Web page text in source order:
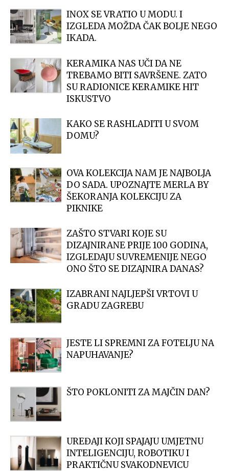
INOX SE VRATIO U MODU. I
IZGLEDA MOŽDA ČAK BOLJE NEGO
IKADA.
KERAMIKA NAS UČI DA NE
TREBAMO BITI SAVRŠENE. ZATO
SU RADIONICE KERAMIKE HIT
ISKUSTVO
KAKO SE RASHLADITI U SVOM
DOMU?
OVA KOLEKCIJA NAM JE NAJBOLJA
DO SADA. UPOZNAJTE MERLA BY
ŠEKORANJA KOLEKCIJU ZA
PIKNIKE
ZAŠTO STVARI KOJE SU
DIZAJNIRANE PRIJE 100 GODINA,
IZGLEDAJU SUVREMENIJE NEGO
ONO ŠTO SE DIZAJNIRA DANAS?
IZABRANI NAJLJEPŠI VRTOVI U
GRADU ZAGREBU
JESTE LI SPREMNI ZA FOTELJU NA
NAPUHAVANJE?
ŠTO POKLONITI ZA MAJČIN DAN?
UREĐAJI KOJI SPAJAJU UMJETNU
INTELIGENCIJU, ROBOTIKU I
PRAKTIČNU SVAKODNEVICU